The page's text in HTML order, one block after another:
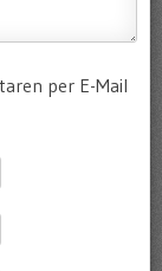
per E-Mail